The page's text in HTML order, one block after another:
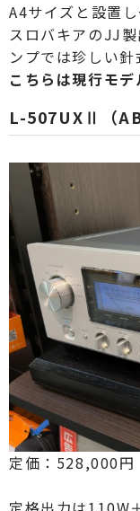
A4サイズと設置
スロバキアのJJ
ンプでは珍しい針
こちらは現行モ
L-507UXⅡ（
定価：528,000円